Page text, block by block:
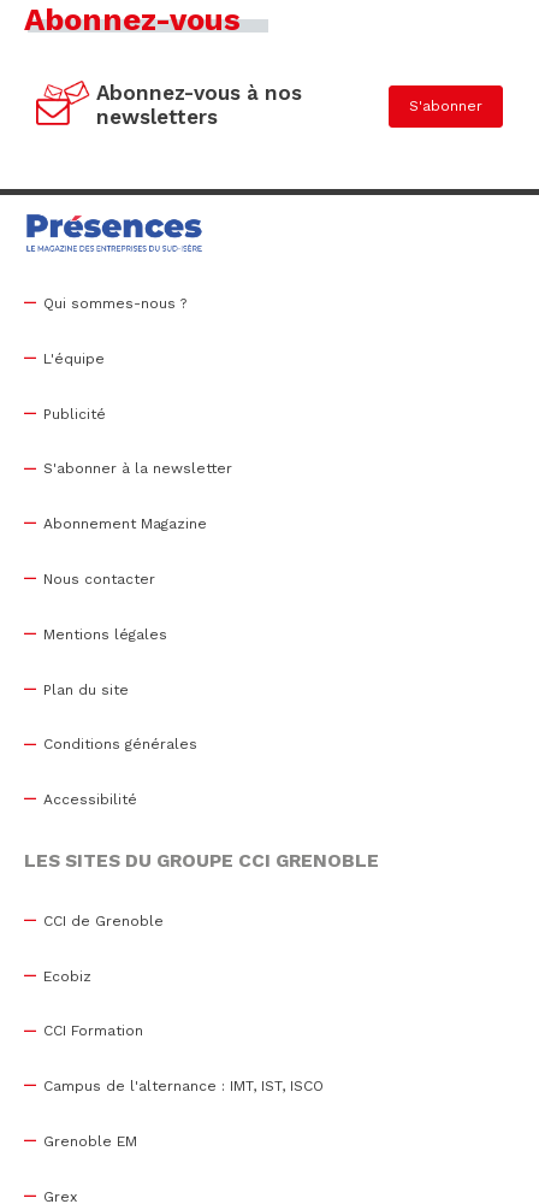
Abonnez-vous
Abonnez-vous à nos
newsletters
S'abonner
Qui sommes-nous ?
L'équipe
Publicité
S'abonner à la newsletter
Abonnement Magazine
Nous contacter
Mentions légales
Plan du site
Conditions générales
Accessibilité
LES SITES DU GROUPE CCI GRENOBLE
CCI de Grenoble
Ecobiz
CCI Formation
Campus de l'alternance : IMT, IST, ISCO
Grenoble EM
Grex